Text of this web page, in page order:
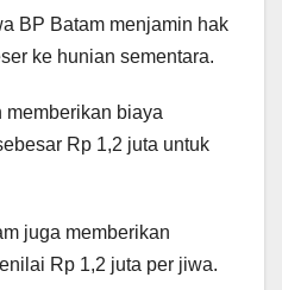
BP Batam menjamin hak
ke hunian sementara.
memberikan biaya
Rp 1,2 juta untuk
juga memberikan
Rp 1,2 juta per jiwa.